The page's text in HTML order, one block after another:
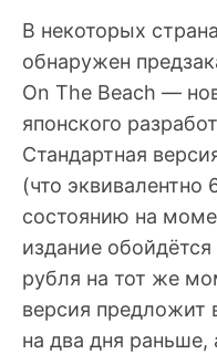
В некоторых
обнаружен
On The Beach —
японского
Стандартная
(что эквивалентно
состоянию на
издание
рубля на тот же
версия предложит
на два дня раньше,